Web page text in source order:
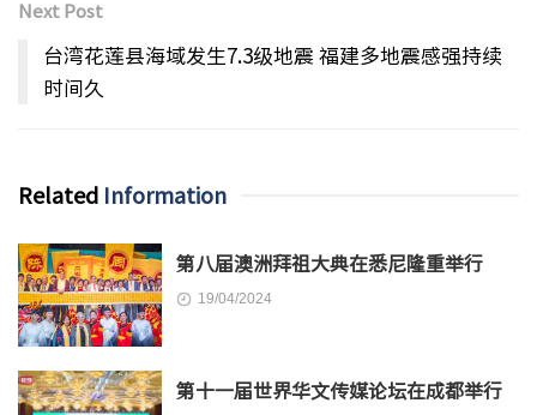
Next Post
台湾花莲县海域发生7.3级地震 福建多地震感强持续
时间久
Related Information
第八届澳洲拜祖大典在悉尼隆重举行
19/04/2024
第十一届世界华文传媒论坛在成都举行